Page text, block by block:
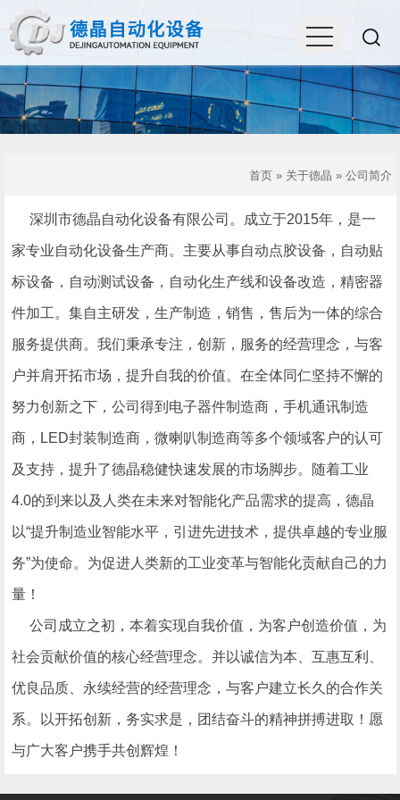
首页 » 关于德晶 »公司简介
深圳市德晶自动化设备有限公司。成立于2015年，是一
家专业自动化设备生产商。主要从事自动点胶设备，自动贴
标设备，自动测试设备，自动化生产线和设备改造，精密器
件加工。集自主研发，生产制造，销售，售后为一体的综合
服务提供商。我们秉承专注，创新，服务的经营理念，与客
户并肩开拓市场，提升自我的价值。在全体同仁坚持不懈的
努力创新之下，公司得到电子器件制造商，手机通讯制造
商，LED封装制造商，微喇叭制造商等多个领域客户的认可
及支持，提升了德晶稳健快速发展的市场脚步。随着工业
4.0的到来以及人类在未来对智能化产品需求的提高，德晶
以“提升制造业智能水平，引进先进技术，提供卓越的专业服
务”为使命。为促进人类新的工业变革与智能化贡献自己的力
量！
公司成立之初，本着实现自我价值，为客户创造价值，为
社会贡献价值的核心经营理念。并以诚信为本、互惠互利、
优良品质、永续经营的经营理念，与客户建立长久的合作关
系。以开拓创新，务实求是，团结奋斗的精神拼搏进取！愿
与广大客户携手共创辉煌！